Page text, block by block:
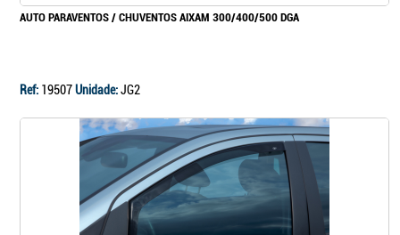
AUTO PARAVENTOS / CHUVENTOS AIXAM 300/400/500 DGA
Ref: 19507Unidade:JG2